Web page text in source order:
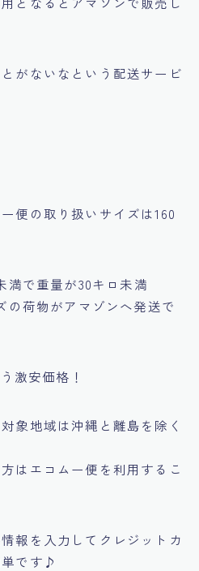
がないなという配送サービ
便の取り扱いサイズは160
満で重量が30キロ未満
の荷物がアマゾンへ発送で
激安価格！
象地域は沖縄と離島を除く
はエコムー便を利用するこ
報を入力してクレジットカ
です♪